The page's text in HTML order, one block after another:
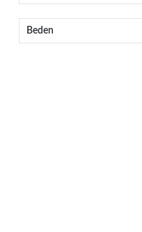
Beden